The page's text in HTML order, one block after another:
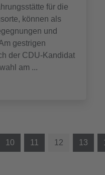
für die
können als
und
gestrigen
der CDU-Kandidat
am ...
10 11 12 13